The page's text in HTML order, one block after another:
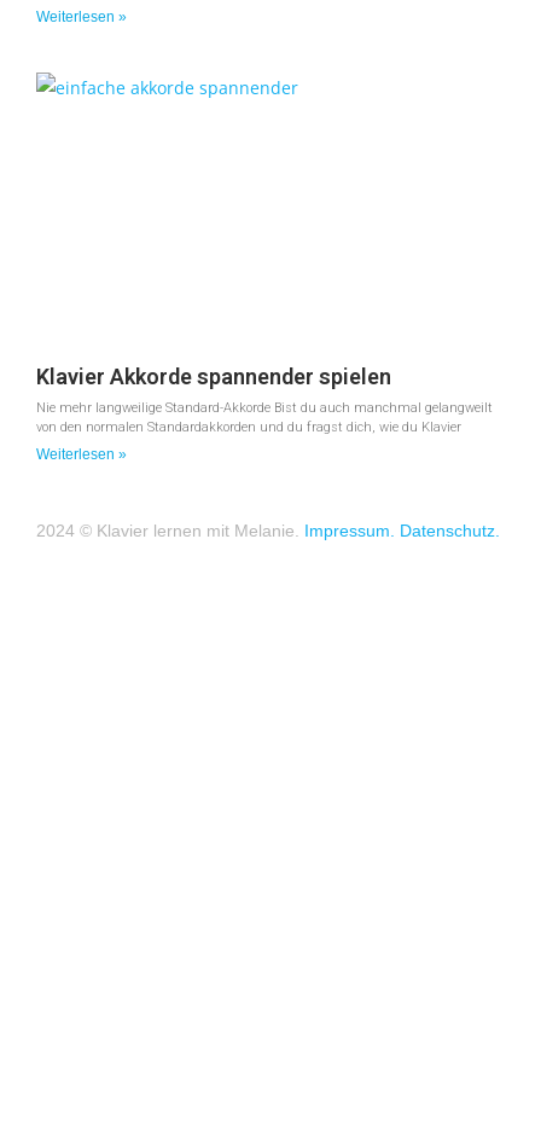
Weiterlesen »
Klavier Akkorde spannender spielen
Nie mehr langweilige Standard-Akkorde Bist du auch manchmal gelangweilt
von den normalen Standardakkorden und du fragst dich, wie du Klavier
Weiterlesen »
2024 © Klavier lernen mit Melanie. Impressum. Datenschutz.